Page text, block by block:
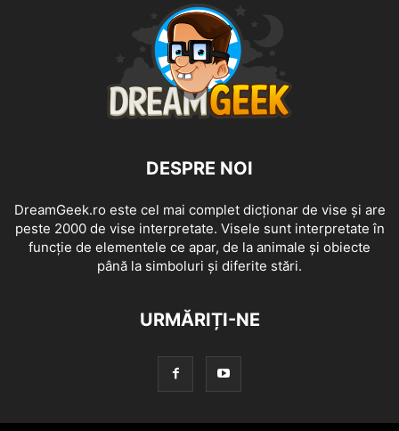
DESPRE NOI
DreamGeek.ro este cel mai complet dicționar de vise și are
peste 2000 de vise interpretate. Visele sunt interpretate în
funcție de elementele ce apar, de la animale și obiecte
până la simboluri și diferite stări.
URMĂRIȚI-NE